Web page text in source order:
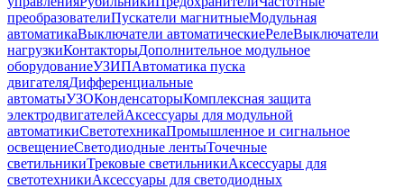
преобразователиПускатели магнитныеМодульная
автоматикаВыключатели автоматическиеРелеВыключатели
нагрузкиКонтакторыДополнительное модульное
оборудованиеУЗИПАвтоматика пуска
двигателяДифференциальные
автоматыУЗОКонденсаторыКомплексная защита
электродвигателейАксессуары для модульной
автоматикиСветотехникаПромышленное и сигнальное
освещениеСветодиодные лентыТочечные
светильникиТрековые светильникиАксессуары для
светотехникиАксессуары для светодиодных